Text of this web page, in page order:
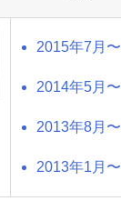
2015年7月〜
2014年5月〜
2013年8月〜
2013年1月〜